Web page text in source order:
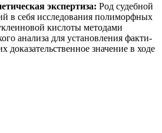
экспертиза: Род судебной
в себя исследования полиморфных
кислоты методами
анализа для установления факти­
значение в ходе